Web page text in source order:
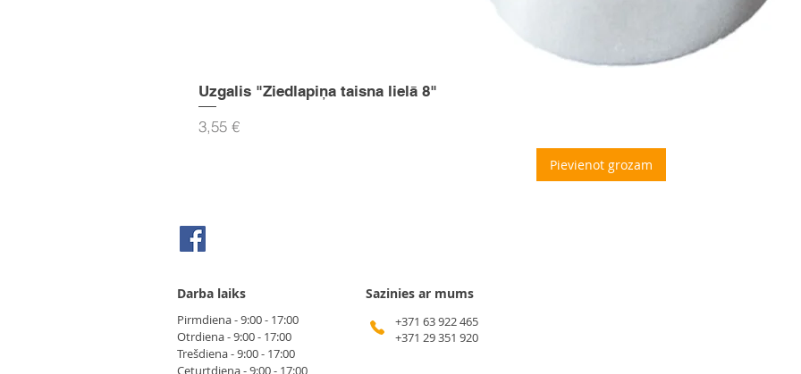
Uzgalis "Ziedlapiņa taisna lielā 8"
Cena
3,55 €
Pievienot grozam
Darba laiks
Pirmdiena - 9:00 - 17:00
Otrdiena - 9:00 - 17:00
Trešdiena - 9:00 - 17:00
Ceturtdiena - 9:00 - 17:00
Sazinies ar mums
+371 63 922 465
+371 29 351 920